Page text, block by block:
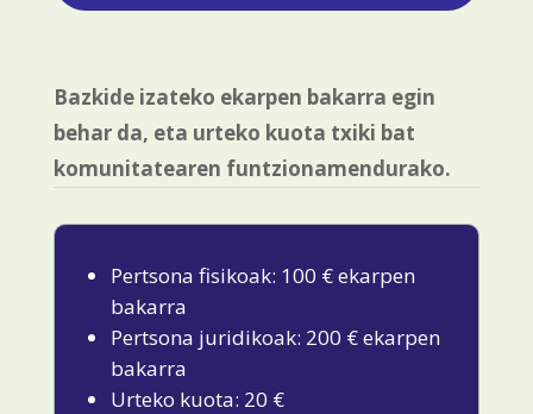
Bazkide izateko ekarpen bakarra egin
behar da, eta urteko kuota txiki bat
komunitatearen funtzionamendurako.
Pertsona fisikoak: 100 € ekarpen
bakarra
Pertsona juridikoak: 200 € ekarpen
bakarra
Urteko kuota: 20 €